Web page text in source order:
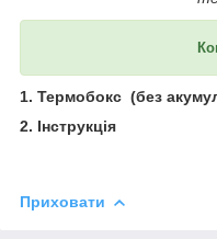
1. Термобокс (без
2. Інструкція
Приховати